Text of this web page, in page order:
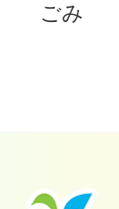
ごみ